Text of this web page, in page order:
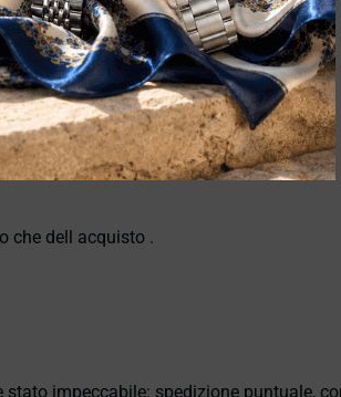
che dell acquisto .
impeccabile: spedizione puntuale,